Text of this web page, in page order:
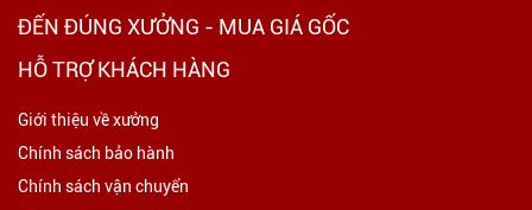
ĐẾN ĐÚNG XƯỞNG - MUA GIÁ GỐC
HỖ TRỢ KHÁCH HÀNG
Giới thiệu về xưởng
Chính sách bảo hành
Chính sách vận chuyển